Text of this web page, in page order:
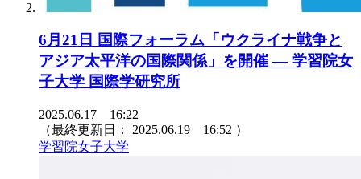
6月21日 国際フォーラム「ウクライナ戦争と
アジア太平洋の国際関係」を開催 — 学習院女
子大学 国際学研究所
2025.06.17 16:22
（最終更新日： 2025.06.19 16:52 ）
学習院女子大学